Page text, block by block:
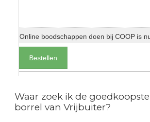
Online boodschappen doen bij COOP is
Bestellen
Waar zoek ik de
borrel van Vrijbuiter?